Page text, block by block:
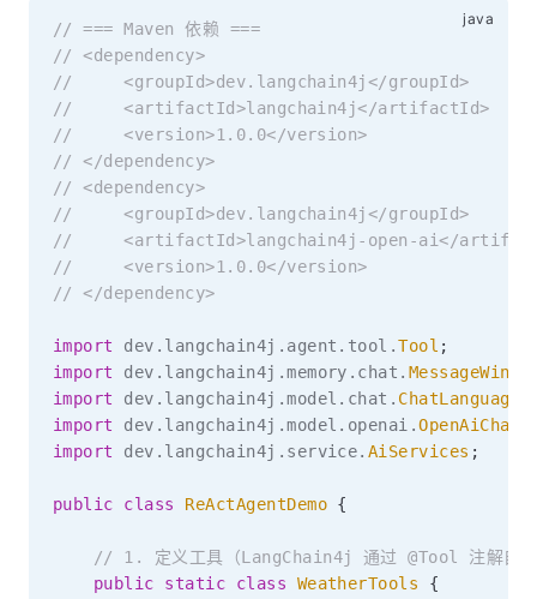
// === Maven 依赖 ===
// <dependency>
//     <groupId>dev.langchain4j</groupId>
//     <artifactId>langchain4j</artifactId>
//     <version>1.0.0</version>
// </dependency>
// <dependency>
//     <groupId>dev.langchain4j</groupId>
//     <artifactId>langchain4j-open-ai</
//     <version>1.0.0</version>
// </dependency>
import dev . langchain4j . agent . tool .Tool ;
import
dev . langchain4j .memory . chat .
import
dev . langchain4j .model . chat .
import
dev . langchain4j .model . openai .
import
dev . langchain4j . service. AiServices ;
public class ReActAgentDemo {
// 1. 定义工具（LangChain4j 通过 @Tool 注解自动
public
static class WeatherTools {